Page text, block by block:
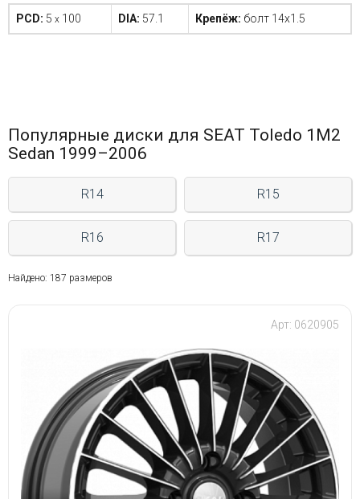
PCD: 5 x 100 DIA: 57.1 Крепёж: болт 14x1.5
Популярные диски для SEAT Toledo 1M2
Sedan 1999–2006
R14 R15
R16 R17
Найдено: 187 размеров
Арт: 0620905